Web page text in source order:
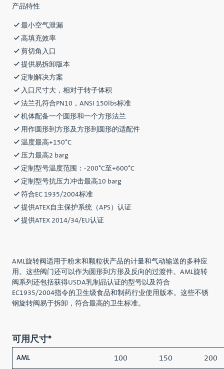
产品特性
最小空气泄漏
高填充效率
剪切角入口
提供易拆卸版本
定制解决方案
入口尺寸大，相对于转子体积
法兰孔符合PN10，ANSI 150lbs标准
机体配备一个圆形和一个方形法兰
用作圆形到方形及方形到圆形的适配件
温度最高+150°C
压力最高2 barg
定制型号温度范围：-200°C至+600°C
定制型号抗压力冲击最高10 barg
符合EC 1935/2004标准
提供ATEX自主保护系统（APS）认证
提供ATEX 2014/34/EU认证
AML旋转阀适用于粉末和颗粒状产品的计量和气动输送的多种应
用。这些阀门还可以作为圆形到方形及反向的过渡件。AML旋转
阀系列还包括获得USDA乳制品认证的型号以及符合
EC1935/2004指令的卫生级食品和制药行业使用版本。这些不锈
钢旋转阀易于拆卸，符合最高的卫生标准。
可用尺寸*
AML 100 150 200